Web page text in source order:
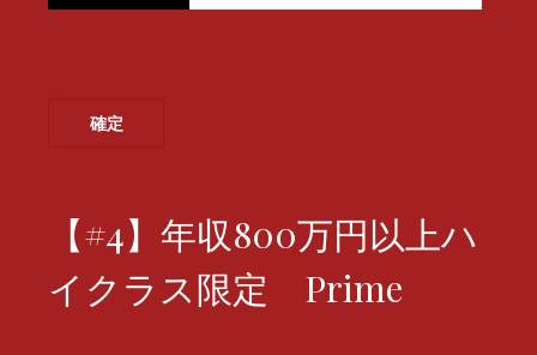
【#4】年収800万円以上ハ
イクラス限定 Prime